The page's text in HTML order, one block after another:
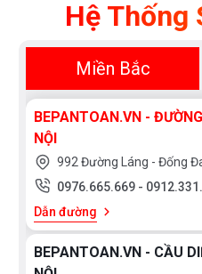
Hệ Thống
Miền Bắc
BEPANTOAN.VN -
NỘI
992 Đường Láng - Đống
0976.665.669 -
Dẫn đường
BEPANTOAN.VN - CẦU